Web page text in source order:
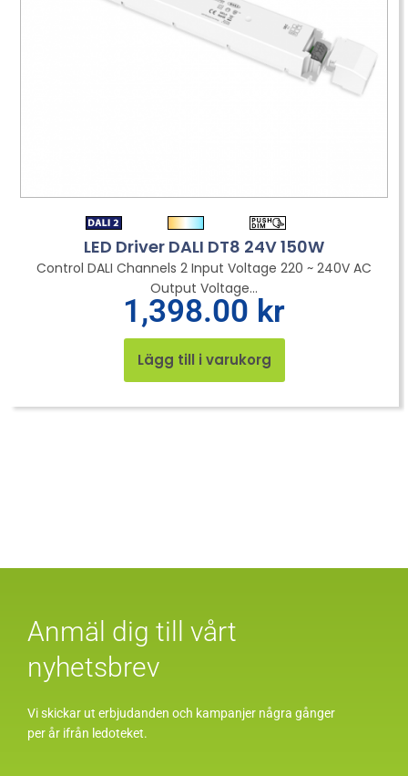
LED Driver DALI DT8 24V 150W
Control DALI Channels 2 Input Voltage 220 ~ 240V AC
Output Voltage...
1,398.00 kr
Lägg till i varukorg
Anmäl dig till vårt
nyhetsbrev
Vi skickar ut erbjudanden och kampanjer några gånger
per år ifrån ledoteket.